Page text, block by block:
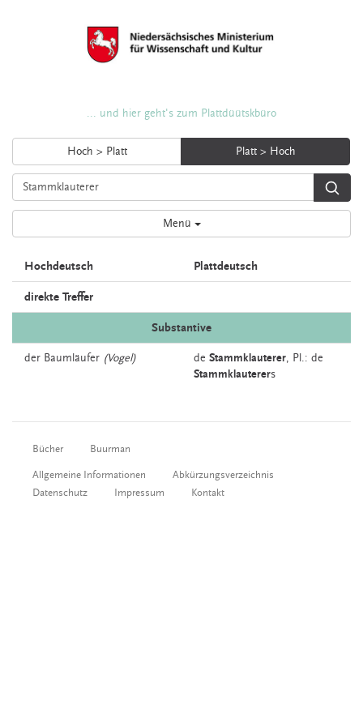
... und hier geht's zum Plattdüütskbüro
Hoch > Platt Platt > Hoch
Menü
Hochdeutsch Plattdeutsch
direkte Treffer
Substantive
der Baumläufer (Vogel) de Stammklauterer, Pl.: de
Stammklauterers
Bücher Buurman
Allgemeine Informationen
Abkürzungsverzeichnis
Datenschutz
Impressum Kontakt